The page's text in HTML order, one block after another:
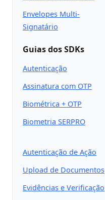
Envelopes Multi-
Signatário
Guias dos SDKs
Autenticação
Assinatura com OTP
Biométrica + OTP
Biometria SERPRO
Autenticação de Ação
Upload de Documentos
Evidências e Verificação